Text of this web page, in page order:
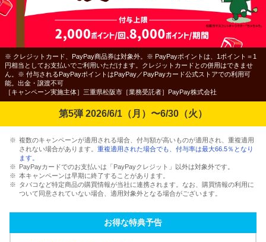
※ クレジットカード、PayPay商品券は対象外。※ PayPayポイントは、1ポイント＝1
円相当としてお支払いでご利用いただけます。クレジットカードとの併用はできませ
ん。※ 付与されるPayPayポイントはPayPay／PayPayカード公式ストアでの利用可
能。出金・譲渡不可
［キャンペーン実施主体］三重県松阪市［業務受託者］PayPay株式会社
第5弾 2026/6/1（月）〜6/30（火）
複数のキャンペーンが適用される場合、付与額が高いものが適用され、重複適用
されない場合があります。 重複適用された場合でも、付与率は最大66.5％となり
ます。
PayPayカードでのお支払いは「PayPayクレジット」以外は対象外です。
本キャンペーンは早期に終了することがあります。
タバコなど特定商品の購買情報が当社に連携されます。なお、購買情報の利用に
ついて同意されていない場合、適用対象外となる場合がございます。
お得な特典予告